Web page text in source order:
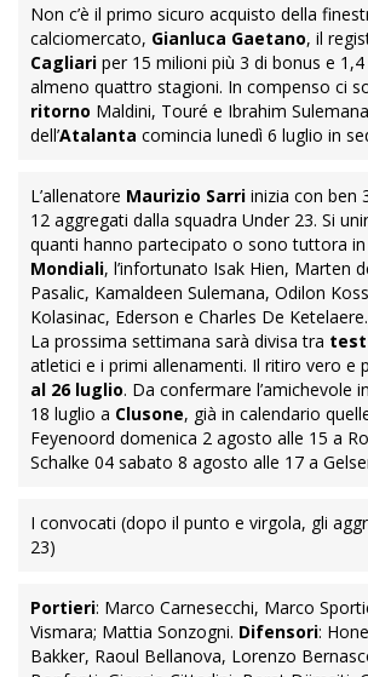
Non c’è il primo sicuro acquisto della
calciomercato, Gianluca Gaetano, il
Cagliari per 15 milioni più 3 di bonus e
almeno quattro stagioni. In compenso ci
ritorno Maldini, Touré e Ibrahim
dell’Atalanta comincia lunedì 6 luglio in
L’allenatore Maurizio Sarri inizia con ben
12 aggregati dalla squadra Under 23. Si
quanti hanno partecipato o sono tuttora in
Mondiali, l’infortunato Isak Hien, Marten
Pasalic, Kamaldeen Sulemana, Odilon
Kolasinac, Ederson e Charles De Ketelaere.
La prossima settimana sarà divisa tra test
atletici e i primi allenamenti. Il ritiro vero e
al 26 luglio. Da confermare l’amichevole
18 luglio a Clusone, già in calendario
Feyenoord domenica 2 agosto alle 15 a
Schalke 04 sabato 8 agosto alle 17 a
I convocati (dopo il punto e virgola, gli
23)
Portieri: Marco Carnesecchi, Marco
Vismara; Mattia Sonzogni. Difensori:
Bakker, Raoul Bellanova, Lorenzo